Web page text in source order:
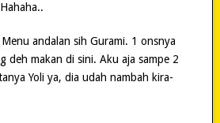
andalan sih Gurami. 1 onsnya
deh makan di sini. Aku aja sampe 2
Yoli ya, dia udah nambah kira-